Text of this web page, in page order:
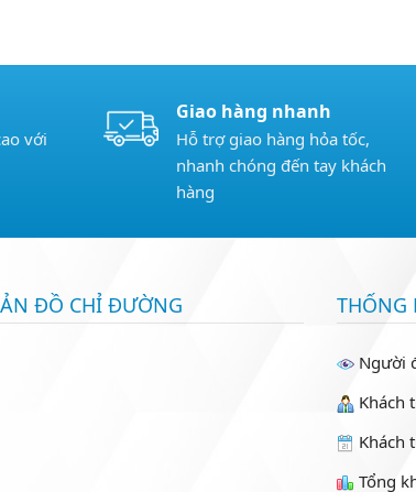
với
Giao hàng nhanh
Hỗ trợ giao hàng hỏa tốc,
nhanh chóng đến tay khách
hàng
ĐỒ CHỈ ĐƯỜNG THỐNG
Người
Khách
Khách
Tổng